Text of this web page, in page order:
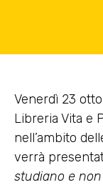
Venerdì 23
Libreria Vita e
nell’ambito
verrà
studiano e